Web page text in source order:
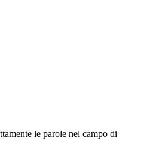
le parole nel campo di